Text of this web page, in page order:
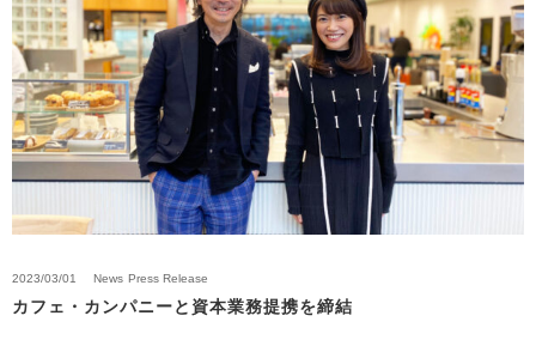
2023/03/01 News Press Release
カフェ・カンパニーと資本業務提携を締結